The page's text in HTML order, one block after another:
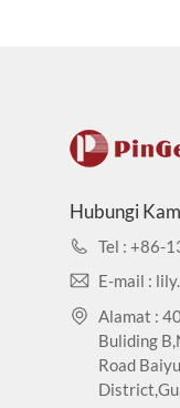
Hubungi
Tel : +86-
E-mail :
Alamat :
Buliding
Road